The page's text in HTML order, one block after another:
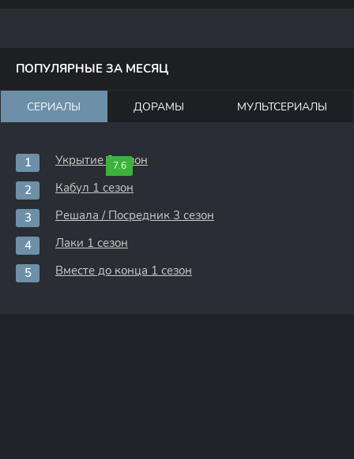
ПОПУЛЯРНЫЕ ЗА МЕСЯЦ
СЕРИАЛЫ ДОРАМЫ МУЛЬТСЕРИАЛЫ
7.6
Укрытие 3 сезон
Кабул 1 сезон
Решала / Посредник 3 сезон
Лаки 1 сезон
Вместе до конца 1 сезон